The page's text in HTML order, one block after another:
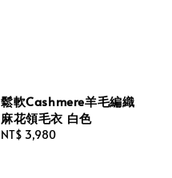
鬆軟Cashmere羊毛編織
麻花領毛衣 白色
Regular
NT$ 3,980